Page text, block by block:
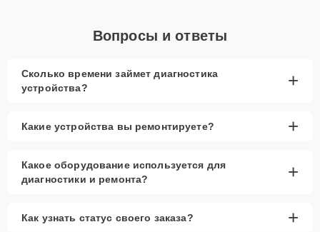
сервиса
Низкие цены и скидки— доступные
предложения для всех клиентов.
замены аккумулятора.
на дом или в офис.
Запчасти в наличии— оригинальные
Гарантия качества— предоставляется на все
Вопросы и ответы
Сколько времени займет диагностика
устройства?
+
Какие устройства вы ремонтируете? +
Какое оборудование используется для
диагностики и ремонта?
+
Как узнать статус своего заказа? +